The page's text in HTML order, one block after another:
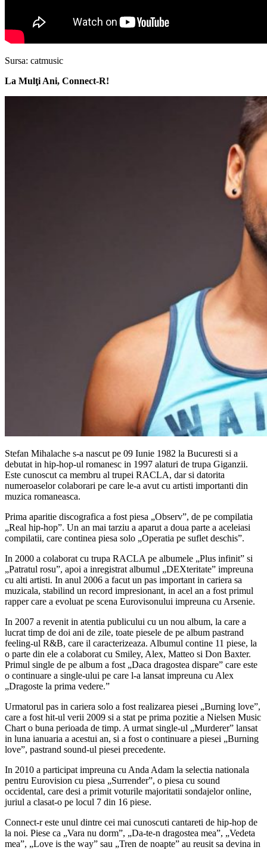
Sursa: catmusic
La Mulţi Ani, Connect-R!
Stefan Mihalache s-a nascut pe 09 Iunie 1982 la Bucuresti si a
debutat in hip-hop-ul romanesc in 1997 alaturi de trupa Giganzii.
Este cunoscut ca membru al trupei RACLA, dar si datorita
numeroaselor colaborari pe care le-a avut cu artisti importanti din
muzica romaneasca.
Prima aparitie discografica a fost piesa „Observ”, de pe compilatia
„Real hip-hop”. Un an mai tarziu a aparut a doua parte a aceleiasi
compilatii, care continea piesa solo „Operatia pe suflet deschis”.
In 2000 a colaborat cu trupa RACLA pe albumele „Plus infinit” si
„Patratul rosu”, apoi a inregistrat albumul „DEXteritate” impreuna
cu alti artisti. In anul 2006 a facut un pas important in cariera sa
muzicala, stabilind un record impresionant, in acel an a fost primul
rapper care a evoluat pe scena Eurovisonului impreuna cu Arsenie.
In 2007 a revenit in atentia publicului cu un nou album, la care a
lucrat timp de doi ani de zile, toate piesele de pe album pastrand
feeling-ul R&B, care il caracterizeaza. Albumul contine 11 piese, la
o parte din ele a colaborat cu Smiley, Alex, Matteo si Don Baxter.
Primul single de pe album a fost „Daca dragostea dispare” care este
o continuare a single-ului pe care l-a lansat impreuna cu Alex
„Dragoste la prima vedere.”
Urmatorul pas in cariera solo a fost realizarea piesei „Burning love”,
care a fost hit-ul verii 2009 si a stat pe prima pozitie a Nielsen Music
Chart o buna perioada de timp. A urmat single-ul „Murderer” lansat
in luna ianuaria a acestui an, si a fost o continuare a piesei „Burning
love”, pastrand sound-ul piesei precedente.
In 2010 a participat impreuna cu Anda Adam la selectia nationala
pentru Eurovision cu piesa „Surrender”, o piesa cu sound
occidental, care desi a primit voturile majoritatii sondajelor online,
juriul a clasat-o pe locul 7 din 16 piese.
Connect-r este unul dintre cei mai cunoscuti cantareti de hip-hop de
la noi. Piese ca „Vara nu dorm”, „Da-te-n dragostea mea”, „Vedeta
mea”, „Love is the way” sau „Tren de noapte” au reusit sa devina in